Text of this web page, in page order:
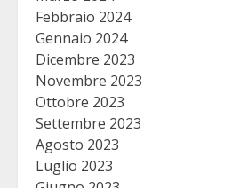
Febbraio 2024
Gennaio 2024
Dicembre 2023
Novembre 2023
Ottobre 2023
Settembre 2023
Agosto 2023
Luglio 2023